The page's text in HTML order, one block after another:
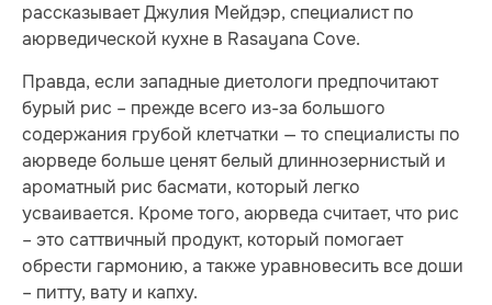
рассказывает Джулия Мейдэр, специалист по
аюрведической кухне в Rasayana Cove.
Правда, если западные диетологи предпочитают
бурый рис – прежде всего из-за большого
содержания грубой клетчатки — то специалисты по
аюрведе больше ценят белый длиннозернистый и
ароматный рис басмати, который легко
усваивается. Кроме того, аюрведа считает, что рис
– это саттвичный продукт, который помогает
обрести гармонию, а также уравновесить все доши
– питту, вату и капху.